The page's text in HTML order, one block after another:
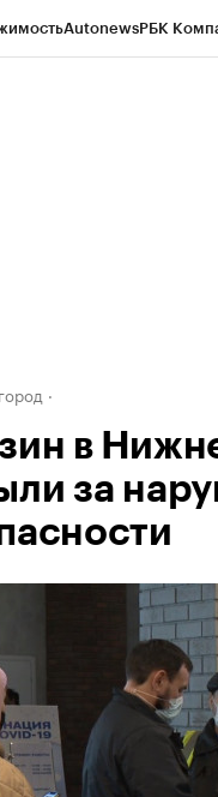
AutonewsРБК
в
за